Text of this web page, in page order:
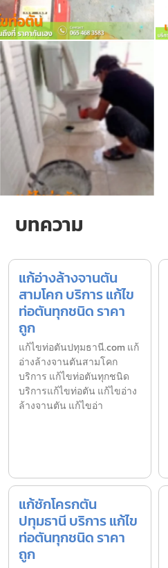
บทความ
แก้อ่างล้างจานตัน
สามโคก บริการ แก้ไข
ท่อตันทุกชนิด ราคา
ถูก
แก้ไขท่อตันปทุมธานี.com แก้
อ่างล้างจานตันสามโคก
บริการ แก้ไขท่อตันทุกชนิด
บริการแก้ไขท่อตัน แก้ไขอ่าง
ล้างจานตัน แก้ไขอ่า
แก้ชักโครกตัน
ปทุมธานี บริการ แก้ไข
ท่อตันทุกชนิด ราคา
ถูก